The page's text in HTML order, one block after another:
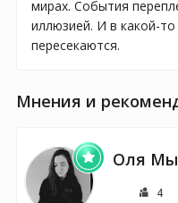
мирах. События
иллюзией. И в какой-
пересекаются.
Мнения и
Оля
4